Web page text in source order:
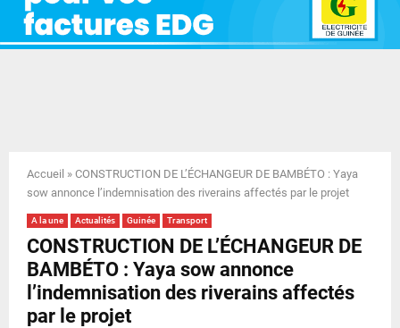
Y
N
U
Accueil » CONSTRUCTION DE L’ÉCHANGEUR DE BAMBÉTO : Yaya
sow annonce l’indemnisation des riverains affectés par le projet
A la une Actualités Guinée Transport
CONSTRUCTION DE L’ÉCHANGEUR DE
BAMBÉTO : Yaya sow annonce
l’indemnisation des riverains affectés
par le projet